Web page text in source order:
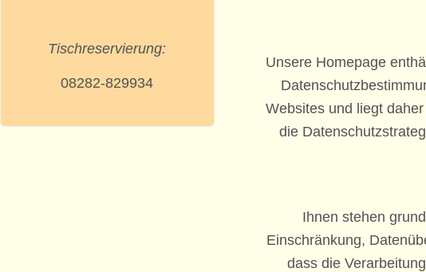
Tischreservierung:
08282-829934
Unsere Homepage
Websites und liegt
die
Ihnen stehen
Einschränkung,
dass die